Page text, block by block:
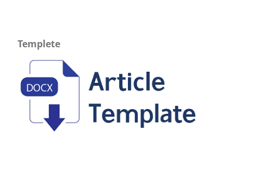
Templete